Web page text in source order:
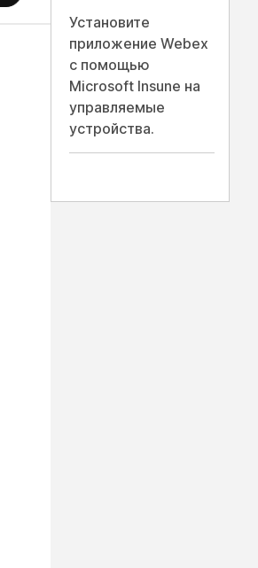
Установите
приложение Webex
с помощью
Microsoft Insune на
управляемые
устройства.